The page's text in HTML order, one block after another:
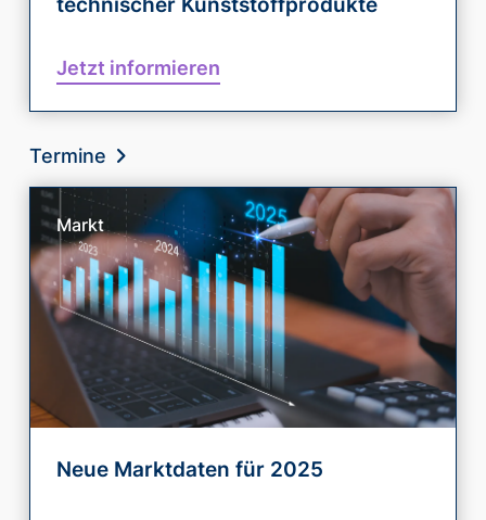
Jetzt informieren
Termine
Markt
Neue Marktdaten für 2025